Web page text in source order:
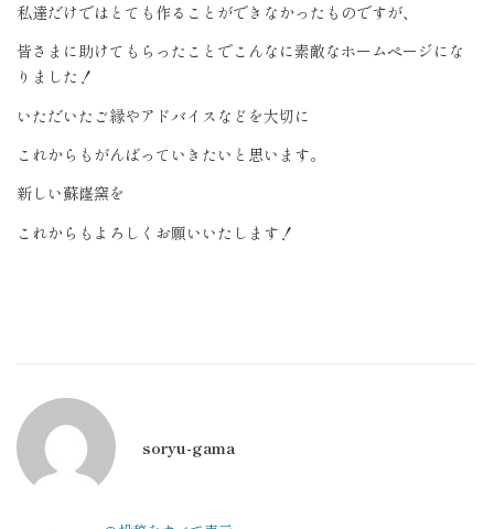
私達だけではとても作ることができなかったものですが、
皆さまに助けてもらったことでこんなに素敵なホームページにな
りました ！
いただいたご縁やアドバイスなどを大切に
これからもがんばっていきたいと思います。
新しい蘇嶐窯を
これからもよろしくお願いいたします！
soryu-gama